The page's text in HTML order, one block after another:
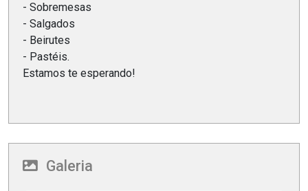
- Sobremesas
- Salgados
- Beirutes
- Pastéis.
Estamos te esperando!
Galeria